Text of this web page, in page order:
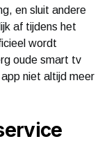
en sluit andere
af tijdens het
wordt
oude smart tv
niet altijd meer